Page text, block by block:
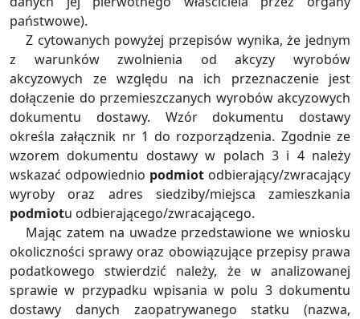
państwowe).
Z cytowanych powyżej przepisów wynika, że jednym
z warunków zwolnienia od akcyzy wyrobów
akcyzowych ze względu na ich przeznaczenie jest
dołączenie do przemieszczanych wyrobów akcyzowych
dokumentu dostawy. Wzór dokumentu dostawy
określa załącznik nr 1 do rozporządzenia. Zgodnie ze
wzorem dokumentu dostawy w polach 3 i 4 należy
wskazać odpowiednio podmiot odbierający/zwracający
wyroby oraz adres siedziby/miejsca zamieszkania
podmiotu odbierającego/zwracającego.
Mając zatem na uwadze przedstawione we wniosku
okoliczności sprawy oraz obowiązujące przepisy prawa
podatkowego stwierdzić należy, że w analizowanej
sprawie w przypadku wpisania w polu 3 dokumentu
dostawy danych zaopatrywanego statku (nazwa,